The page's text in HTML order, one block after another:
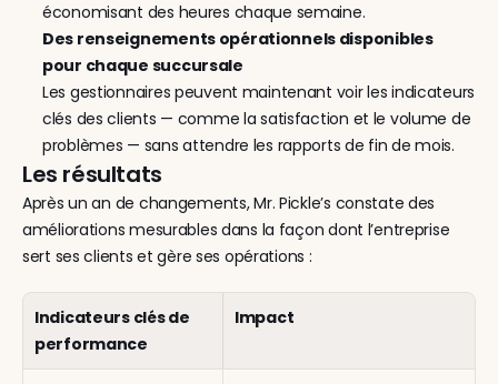
économisant des heures chaque semaine.
Des renseignements opérationnels disponibles
pour chaque succursale
Les gestionnaires peuvent maintenant voir les indicateurs
clés des clients — comme la satisfaction et le volume de
problèmes — sans attendre les rapports de fin de mois.
Les résultats
Après un an de changements, Mr. Pickle’s constate des
améliorations mesurables dans la façon dont l’entreprise
sert ses clients et gère ses opérations :
Indicateurs clés de
performance
Impact